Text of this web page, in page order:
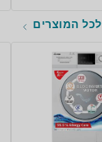
לכל המוצרים